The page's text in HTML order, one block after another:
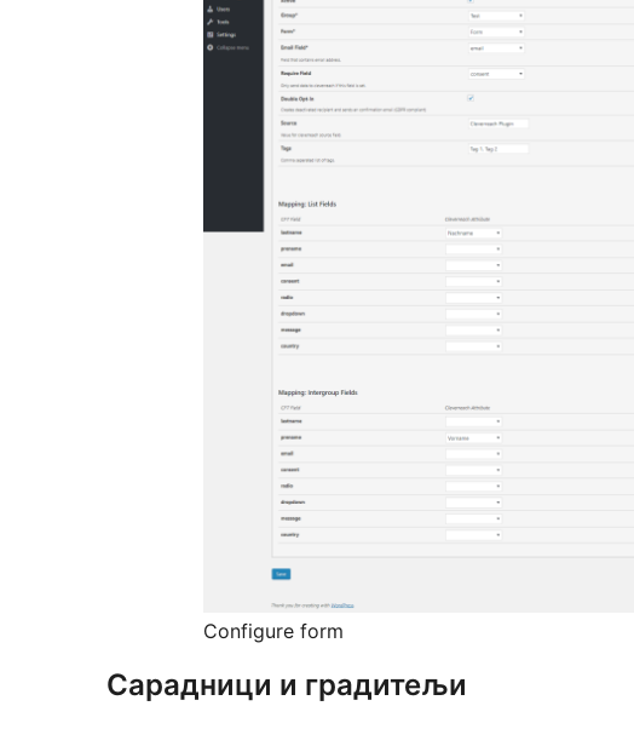
Configure form
Сарадници и градитељи